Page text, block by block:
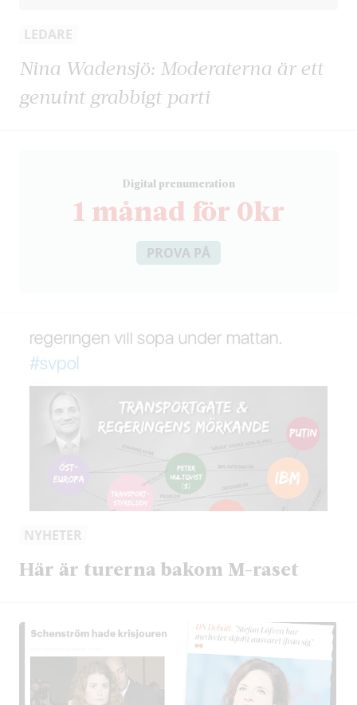
LEDARE
Nina Wadensjö: Moderaterna är ett
genuint grabbigt parti
Digital prenumeration
1 månad för 0kr
PROVA PÅ
NYHETER
Här är turerna bakom M-raset